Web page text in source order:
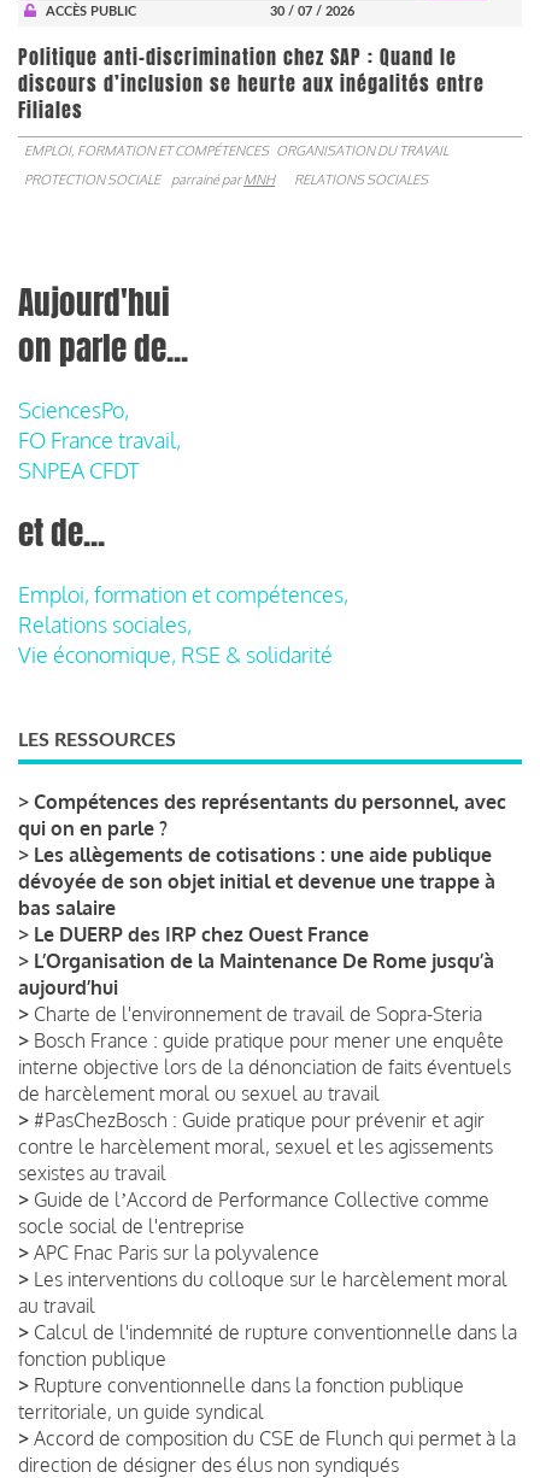
ACCÈS PUBLIC
30 / 07 / 2026
Politique anti-discrimination chez SAP : Quand le
discours d’inclusion se heurte aux inégalités entre
Filiales
EMPLOI, FORMATION ET COMPÉTENCES ORGANISATION DU TRAVAIL
PROTECTION SOCIALE
parrainé parMNH RELATIONS SOCIALES
Aujourd'hui
on parle de...
SciencesPo,
FO France travail,
SNPEA CFDT
et de...
Emploi, formation et compétences,
Relations sociales,
Vie économique, RSE & solidarité
LES RESSOURCES
> Compétences des représentants du personnel, avec
qui on en parle ?
> Les allègements de cotisations : une aide publique
dévoyée de son objet initial et devenue une trappe à
bas salaire
> Le DUERP des IRP chez Ouest France
> L’Organisation de la Maintenance De Rome jusqu’à
aujourd’hui
> Charte de l'environnement de travail de Sopra-Steria
> Bosch France : guide pratique pour mener une enquête
interne objective lors de la dénonciation de faits éventuels
de harcèlement moral ou sexuel au travail
> #PasChezBosch : Guide pratique pour prévenir et agir
contre le harcèlement moral, sexuel et les agissements
sexistes au travail
> Guide de lʼAccord de Performance Collective comme
socle social de l'entreprise
> APC Fnac Paris sur la polyvalence
> Les interventions du colloque sur le harcèlement moral
au travail
> Calcul de l'indemnité de rupture conventionnelle dans la
fonction publique
> Rupture conventionnelle dans la fonction publique
territoriale, un guide syndical
> Accord de composition du CSE de Flunch qui permet à la
direction de désigner des élus non syndiqués